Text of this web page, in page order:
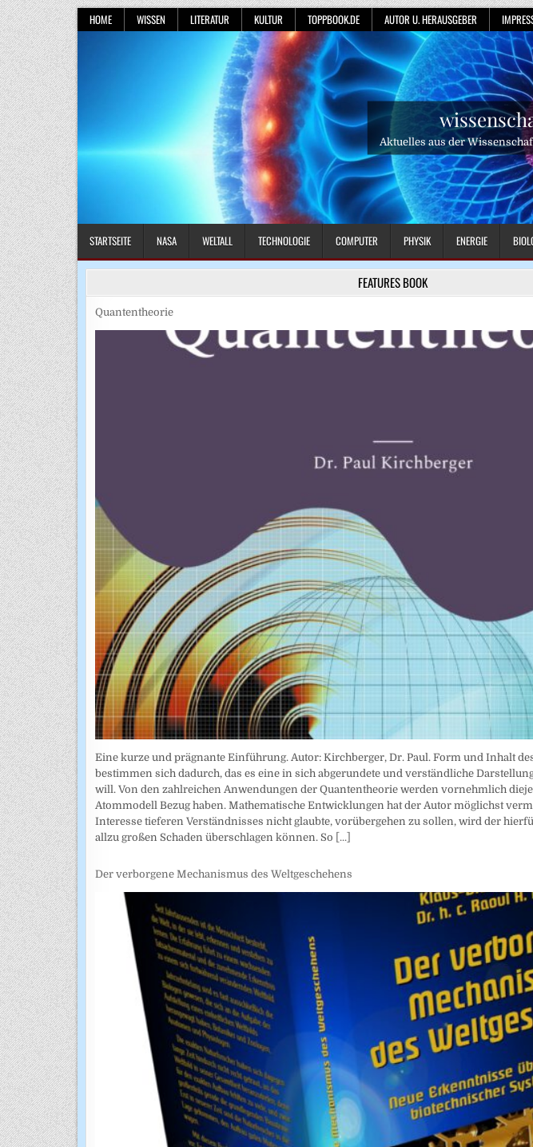
Skip
to
content
HOME WISSEN LITERATUR KULTUR TOPPBOOK.DE AUTOR U. HERAUSGEBER
Aktuelles aus der
STARTSEITE NASA WELTALL TECHNOLOGIE COMPUTER PHYSIK ENERGIE
FEATURES BOOK
Quantentheorie
Eine kurze und prägnante Einführung. Autor: Kirchberger, Dr. Paul. Form und Inhalt
bestimmen sich dadurch, das es eine in sich abgerundete und verständliche
will. Von den zahlreichen Anwendungen der Quantentheorie werden vornehmlich
Atommodell Bezug haben. Mathematische Entwicklungen hat der Autor möglichst
Interesse tieferen Verständnisses nicht glaubte, vorübergehen zu sollen, wird der
allzu großen Schaden überschlagen können. So [...]
Der verborgene Mechanismus des Weltgeschehens